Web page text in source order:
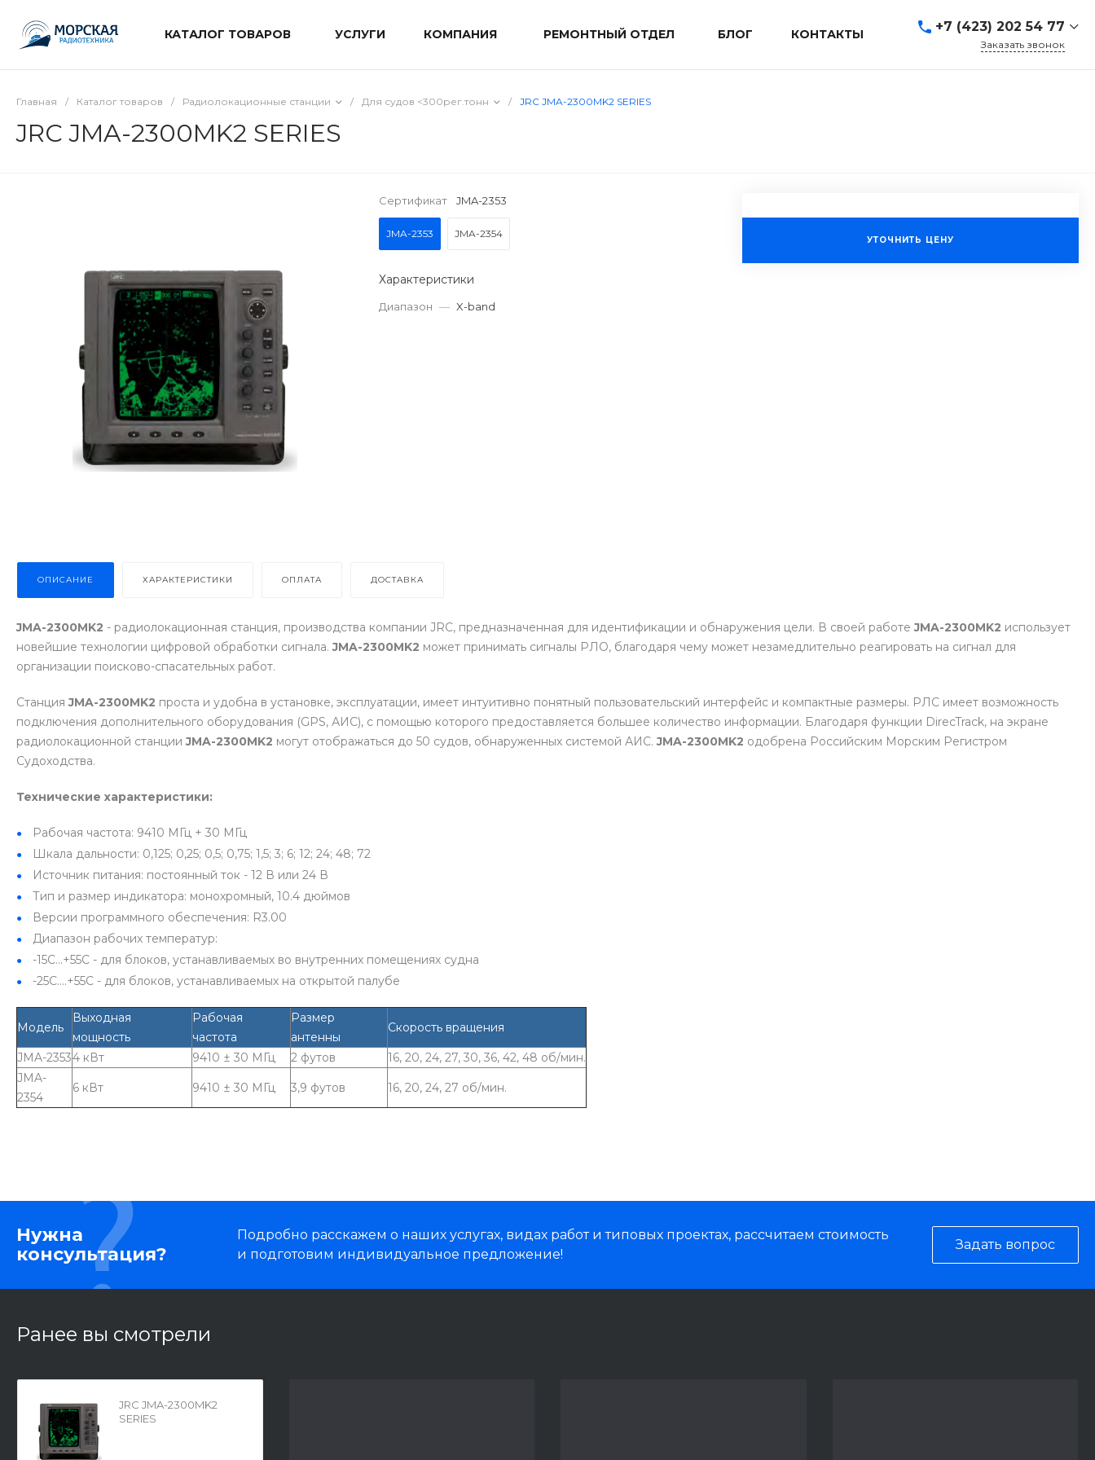
КАТАЛОГ ТОВАРОВ УСЛУГИ КОМПАНИЯ РЕМОНТНЫЙ ОТДЕЛ БЛОГ КОНТАКТЫ +7 (423) 202 54 77
Заказать звонок
Главная / Каталог товаров / Радиолокационные станции / Для судов <300рег.тонн / JRC JMA-2300MK2 SERIES
JRC JMA-2300MK2 SERIES
Сертификат JMA-2353
JMA-2353 JMA-2354
Характеристики
Диапазон — X-band
УТОЧНИТЬ ЦЕНУ
ОПИСАНИЕ ХАРАКТЕРИСТИКИ ОПЛАТА ДОСТАВКА
JMA-2300MK2 - радиолокационная станция, производства компании JRC, предназначенная для идентификации и обнаружения цели. В своей работеJMA-2300MK2 использует
новейшие технологии цифровой обработки сигнала.JMA-2300MK2 может принимать сигналы РЛО, благодаря чему может незамедлительно реагировать на сигнал для
организации поисково-спасательных работ.
Станция JMA-2300MK2 проста и удобна в установке, эксплуатации, имеет интуитивно понятный пользовательский интерфейс и компактные размеры. РЛС имеет возможность
подключения дополнительного оборудования (GPS, АИС), с помощью которого предоставляется большее количество информации. Благодаря функции DirecTrack, на экране
радиолокационной станцииJMA-2300MK2 могут отображаться до 50 судов, обнаруженных системой АИС.JMA-2300MK2 одобрена Российским Морским Регистром
Судоходства.
Технические характеристики:
Рабочая частота: 9410 МГц + 30 МГц
Шкала дальности: 0,125; 0,25; 0,5; 0,75; 1,5; 3; 6; 12; 24; 48; 72
Источник питания: постоянный ток - 12 В или 24 В
Тип и размер индикатора: монохромный, 10.4 дюймов
Версии программного обеспечения: R3.00
Диапазон рабочих температур:
-15С...+55С - для блоков, устанавливаемых во внутренних помещениях судна
-25С....+55С - для блоков, устанавливаемых на открытой палубе
Модель
Выходная
мощность
Рабочая
частота
Размер
антенны
Скорость вращения
JMA-23534 кВт 9410 ± 30 МГц 2 футов
16, 20, 24, 27, 30, 36, 42, 48 об/мин.
JMA-
2354
6 кВт 9410 ± 30 МГц 3,9 футов 16, 20, 24, 27 об/мин.
Нужна
консультация?
Подробно расскажем о наших услугах, видах работ и типовых проектах, рассчитаем стоимость
и подготовим индивидуальное предложение!
Задать вопрос
Ранее вы смотрели
JRC JMA-2300MK2
SERIES